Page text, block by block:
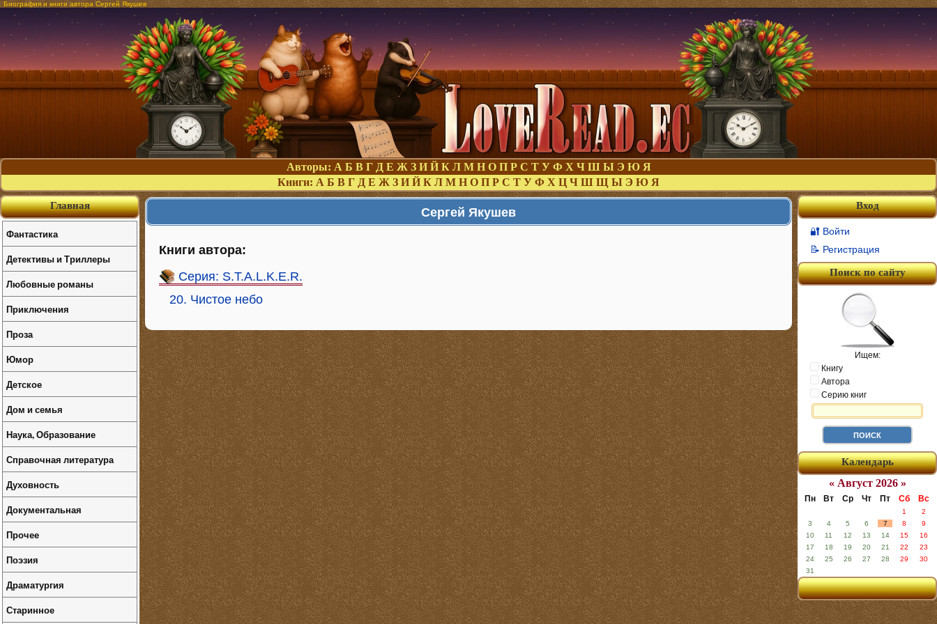
Биография и книги автора Сергей Якушев
Авторы: А Б В Г Д Е Ж З И Й К Л М Н О П Р С Т У Ф Х Ч Ш Ы Э Ю Я
Книги: А Б В Г Д Е Ж З И Й К Л М Н О П Р С Т У Ф Х Ц Ч Ш Щ Ы Э Ю Я
Сергей Якушев
Книги автора:
Серия: S.T.A.L.K.E.R.
20. Чистое небо
Вход
🔐 Войти
📝 Регистрация
Поиск по сайту
Ищем:
Книгу
Автора
Серию книг
Календарь
« Август 2026 »
Пн Вт Ср Чт Пт Сб Вс
1
2
3
4 5 6 7 8
9
10
11 12 13 14 15
16
17
18 19 20 21 22
23
24
25 26 27 28 29
30
31
Главная
Фантастика
Детективы и Триллеры
Любовные романы
Приключения
Проза
Юмор
Детское
Дом и семья
Наука, Образование
Справочная литература
Духовность
Документальная
Прочее
Поэзия
Драматургия
Старинное